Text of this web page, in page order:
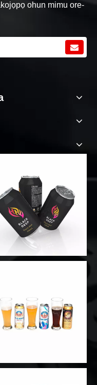
ohun mimu ore-